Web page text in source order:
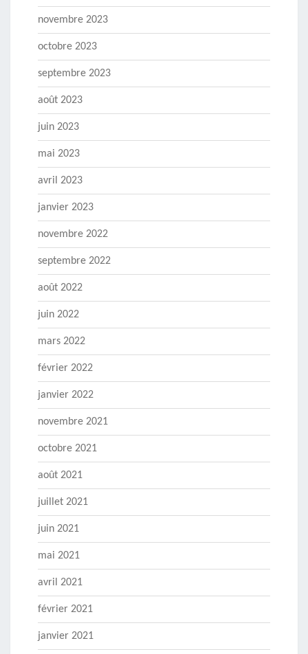
novembre 2023
octobre 2023
septembre 2023
août 2023
juin 2023
mai 2023
avril 2023
janvier 2023
novembre 2022
septembre 2022
août 2022
juin 2022
mars 2022
février 2022
janvier 2022
novembre 2021
octobre 2021
août 2021
juillet 2021
juin 2021
mai 2021
avril 2021
février 2021
janvier 2021